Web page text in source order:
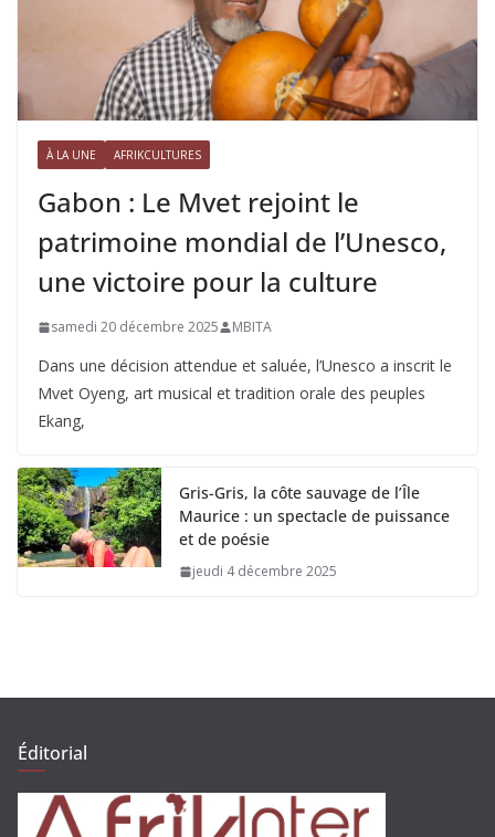
À LA UNE AFRIKCULTURES
Gabon : Le Mvet rejoint le
patrimoine mondial de l’Unesco,
une victoire pour la culture
samedi 20 décembre 2025 MBITA
Dans une décision attendue et saluée, l’Unesco a inscrit le
Mvet Oyeng, art musical et tradition orale des peuples
Ekang,
Gris-Gris, la côte sauvage de l’Île
Maurice : un spectacle de puissance
et de poésie
jeudi 4 décembre 2025
Éditorial